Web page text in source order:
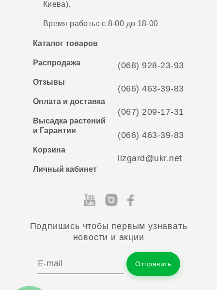
Киева).
Время работы: с 8-00 до 18-00
Каталог товаров
Распродажа
Отзывы
Оплата и доставка
Высадка растений
и Гарантии
Корзина
Личный кабинет
(068) 928-23-93
(066) 463-39-83
(067) 209-17-31
(066) 463-39-83
lizgard@ukr.net
Подпишись чтобы первым узнавать
новости и акции
Отправить